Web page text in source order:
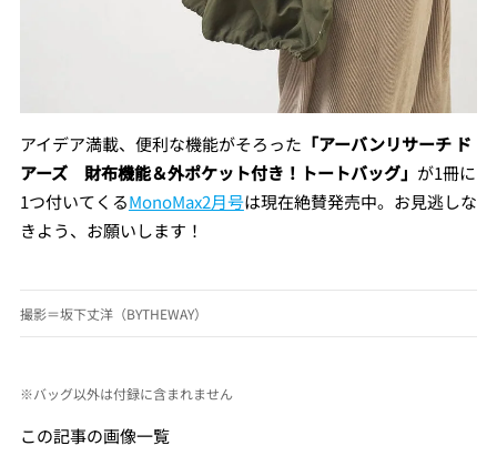
アイデア満載、便利な機能がそろった 「アーバンリサーチ ド
アーズ 財布機能＆外ポケット付き！トートバッグ」 が1冊に
1つ付いてくるMonoMax2月号は現在絶賛発売中。お見逃しな
きよう、お願いします！
撮影＝坂下丈洋（BYTHEWAY）
※バッグ以外は付録に含まれません
この記事の画像一覧